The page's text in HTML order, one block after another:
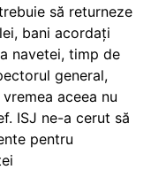
să returneze
bani acordați
navetei, timp de
general,
aceea nu
ISJ ne-a cerut să
pentru